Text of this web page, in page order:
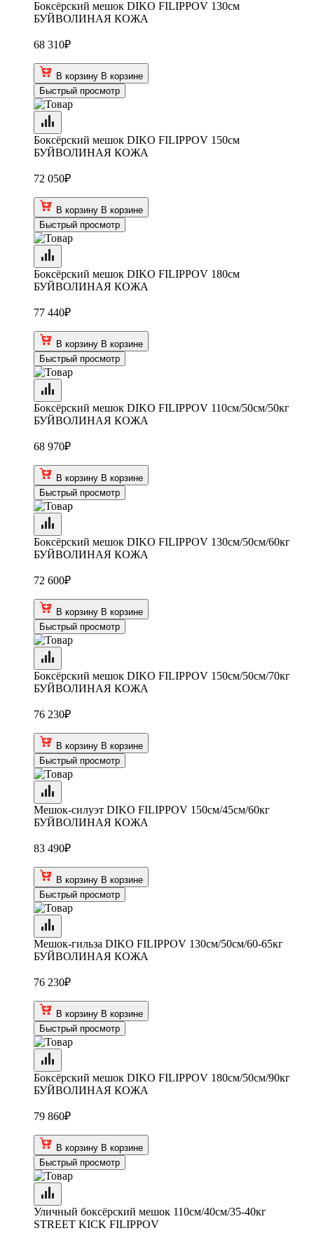
Боксёрский мешок DIKO FILIPPOV 130см
БУЙВОЛИНАЯ КОЖА
68 310₽
В корзину В корзине
Быстрый просмотр
Боксёрский мешок DIKO FILIPPOV 150см
БУЙВОЛИНАЯ КОЖА
72 050₽
В корзину В корзине
Быстрый просмотр
Боксёрский мешок DIKO FILIPPOV 180см
БУЙВОЛИНАЯ КОЖА
77 440₽
В корзину В корзине
Быстрый просмотр
Боксёрский мешок DIKO FILIPPOV 110см/50см/50кг
БУЙВОЛИНАЯ КОЖА
68 970₽
В корзину В корзине
Быстрый просмотр
Боксёрский мешок DIKO FILIPPOV 130см/50см/60кг
БУЙВОЛИНАЯ КОЖА
72 600₽
В корзину В корзине
Быстрый просмотр
Боксёрский мешок DIKO FILIPPOV 150см/50см/70кг
БУЙВОЛИНАЯ КОЖА
76 230₽
В корзину В корзине
Быстрый просмотр
Мешок-силуэт DIKO FILIPPOV 150см/45см/60кг
БУЙВОЛИНАЯ КОЖА
83 490₽
В корзину В корзине
Быстрый просмотр
Мешок-гильза DIKO FILIPPOV 130см/50см/60-65кг
БУЙВОЛИНАЯ КОЖА
76 230₽
В корзину В корзине
Быстрый просмотр
Боксёрский мешок DIKO FILIPPOV 180см/50см/90кг
БУЙВОЛИНАЯ КОЖА
79 860₽
В корзину В корзине
Быстрый просмотр
Уличный боксёрский мешок 110см/40см/35-40кг
STREET KICK FILIPPOV